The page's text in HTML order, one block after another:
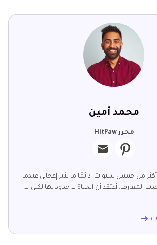
محمد أمين
محرر HitPaw
من خمس سنوات. دائمًا ما يثير إعجابي عندما
المعارف. أعتقد أن الحياة لا حدود لها لكني لا